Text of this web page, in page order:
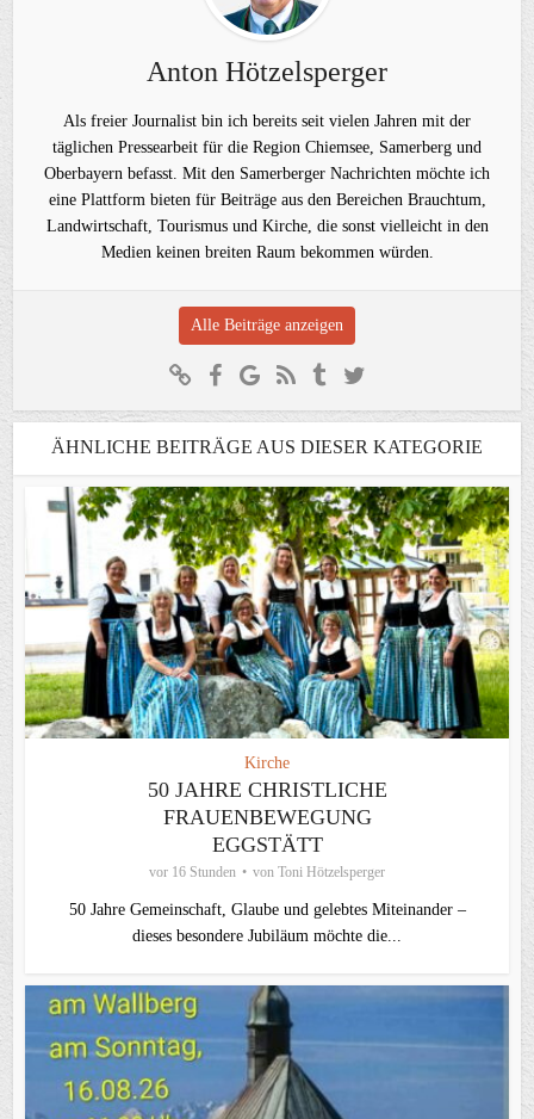
Anton Hötzelsperger
Als freier Journalist bin ich bereits seit vielen Jahren mit der
täglichen Pressearbeit für die Region Chiemsee, Samerberg und
Oberbayern befasst. Mit den Samerberger Nachrichten möchte ich
eine Plattform bieten für Beiträge aus den Bereichen Brauchtum,
Landwirtschaft, Tourismus und Kirche, die sonst vielleicht in den
Medien keinen breiten Raum bekommen würden.
Alle Beiträge anzeigen
ÄHNLICHE BEITRÄGE AUS DIESER KATEGORIE
Kirche
50 JAHRE CHRISTLICHE
FRAUENBEWEGUNG
EGGSTÄTT
vor 16 Stunden von Toni Hötzelsperger
50 Jahre Gemeinschaft, Glaube und gelebtes Miteinander –
dieses besondere Jubiläum möchte die...